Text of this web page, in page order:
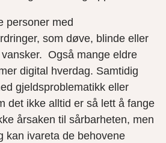
personer med
som døve, blinde eller
Også mange eldre
digital hverdag. Samtidig
gjeldsproblematikk eller
det ikke alltid er så lett å fange
årsaken til sårbarheten, men
kan ivareta de behovene